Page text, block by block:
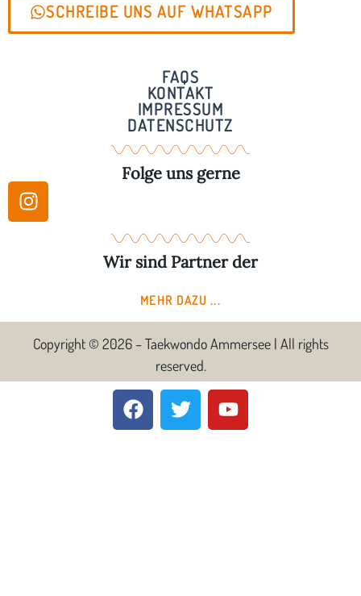
SCHREIBE UNS AUF WHATSAPP
FAQS
KONTAKT
IMPRESSUM
DATENSCHUTZ
Folge uns gerne
Wir sind Partner der
MEHR DAZU ...
Copyright © 2026 – Taekwondo Ammersee | All rights
reserved.